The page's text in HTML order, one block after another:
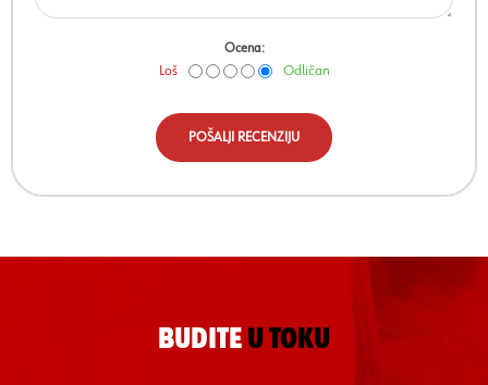
Ocena:
Loš Odličan
POŠALJI RECENZIJU
BUDITE U TOKU